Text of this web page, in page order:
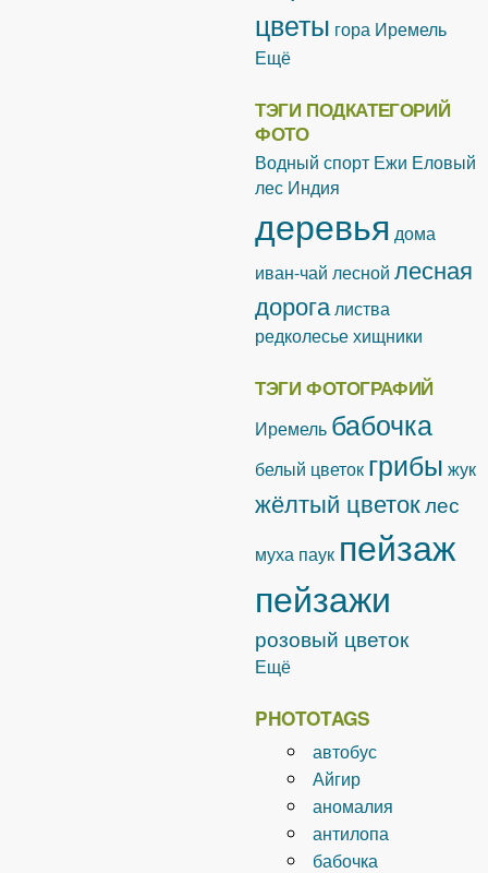
цветы гора Иремель
Ещё
ТЭГИ ПОДКАТЕГОРИЙ
ФОТО
Водный спорт Ежи Еловый
лес Индия
деревья дома
иван-чай лесной лесная
дорога листва
редколесьехищники
ТЭГИ ФОТОГРАФИЙ
Иремель бабочка
белый цветок грибы жук
жёлтый цветоклес
муха паук пейзаж
пейзажи
розовый цветок
Ещё
PHOTOTAGS
автобус
Айгир
аномалия
антилопа
бабочка